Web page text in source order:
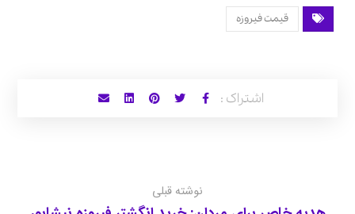
قیمت فیروزه
نوشته قبلی